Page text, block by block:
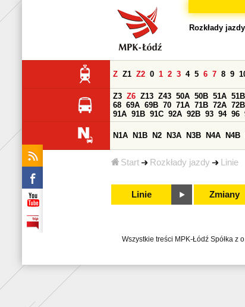
Start Rozkłady jazdy Linie
Rozkłady jazdy
Z Z1 Z2 0 1 2 3 4 5 6 7 8 9
Z3 Z6 Z13 Z43 50A 50B 51A 51B
68 69A 69B 70 71A 71B 72A 72B
91A 91B 91C 92A 92B 93 94 96
N1A N1B N2 N3A N3B N4A N4B
Linie Zmiany
Wszystkie treści MPK-Łódź Spółka